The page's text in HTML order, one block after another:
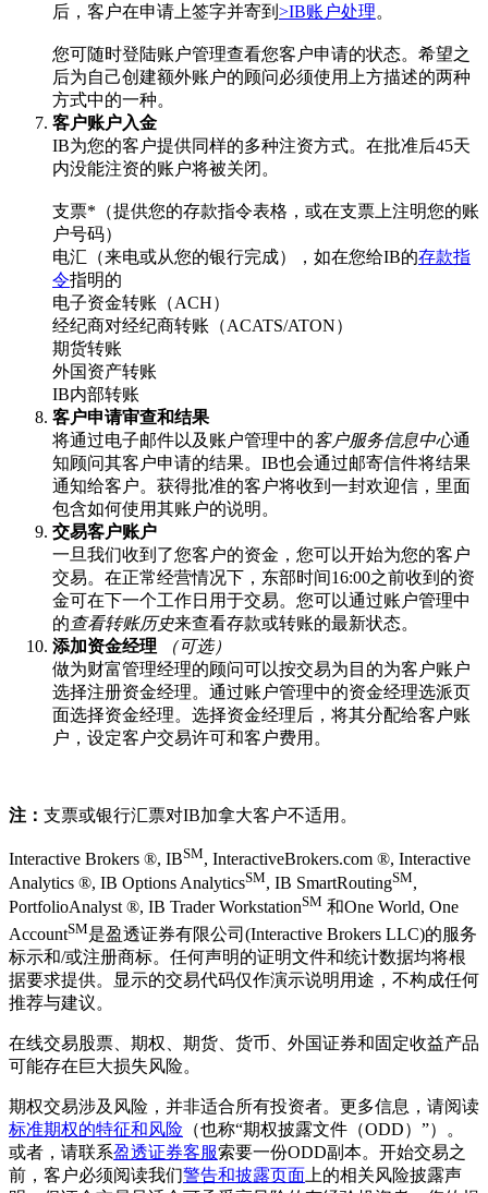
后，客户在申请上签字并寄到 >IB账户处理。
您可随时登陆账户管理查看您客户申请的状态。希望之
后为自己创建额外账户的顾问必须使用上方描述的两种
方式中的一种。
客户账户入金
IB为您的客户提供同样的多种注资方式。在批准后45天
内没能注资的账户将被关闭。
支票*（提供您的存款指令表格，或在支票上注明您的账
户号码）
电汇（来电或从您的银行完成），如在您给IB的存款指
令指明的
电子资金转账（ACH）
经纪商对经纪商转账（ACATS/ATON）
期货转账
外国资产转账
IB内部转账
客户申请审查和结果
将通过电子邮件以及账户管理中的客户服务信息中心通
知顾问其客户申请的结果。IB也会通过邮寄信件将结果
通知给客户。获得批准的客户将收到一封欢迎信，里面
包含如何使用其账户的说明。
交易客户账户
一旦我们收到了您客户的资金，您可以开始为您的客户
交易。在正常经营情况下，东部时间16:00之前收到的资
金可在下一个工作日用于交易。您可以通过账户管理中
的查看转账历史来查看存款或转账的最新状态。
添加资金经理
（可选）
做为财富管理经理的顾问可以按交易为目的为客户账户
选择注册资金经理。通过账户管理中的资金经理选派页
面选择资金经理。选择资金经理后，将其分配给客户账
户，设定客户交易许可和客户费用。
注： 支票或银行汇票对IB加拿大客户不适用。
Interactive Brokers ®, IBSM, InteractiveBrokers.com ®, Interactive
Analytics ®, IB Options AnalyticsSM, IB SmartRoutingSM,
PortfolioAnalyst ®, IB Trader WorkstationSM 和One World, One
AccountSM是盈透证券有限公司(Interactive Brokers LLC)的服务
标示和/或注册商标。任何声明的证明文件和统计数据均将根
据要求提供。显示的交易代码仅作演示说明用途，不构成任何
推荐与建议。
在线交易股票、期权、期货、货币、外国证券和固定收益产品
可能存在巨大损失风险。
期权交易涉及风险，并非适合所有投资者。更多信息，请阅读
标准期权的特征和风险 （也称“期权披露文件（ODD）”）。
或者，请联系盈透证券客服索要一份ODD副本。开始交易之
前，客户必须阅读我们警告和披露页面 上的相关风险披露声